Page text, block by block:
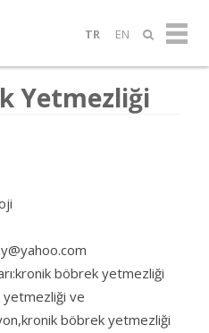
TR EN
Yetmezliği
böbrek yetmezliği
ve
böbrek yetmezliği